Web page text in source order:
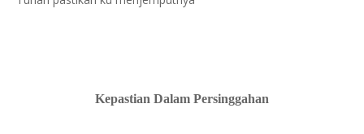
Kepastian Dalam Persinggahan